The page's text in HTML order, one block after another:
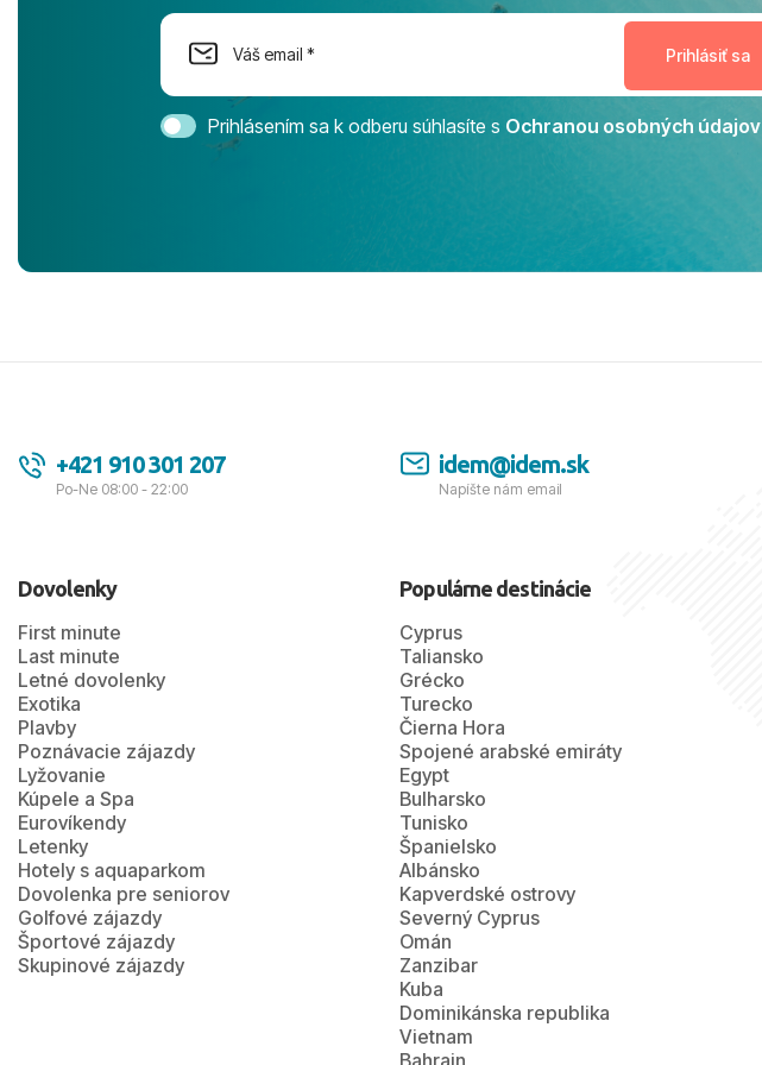
dostatok priestoru na dokonalý relax. ​
Magic Life Jacaranda môžeme s čistým
svedomím odporučiť každému, kto hľadá
bezstarostnú dovolenku na vysokej
úrovni. Všetko bolo zabezpečené na
tešíme, kam s nami vyrazíte nabudúce!
Ďakujeme za skvelé spomienky. ​S
pozdravom a prianím mnohých ďalších
Prihlásením sa k odberu súhlasíte s Ochranou osobných údajov
+421 910 301 207
Po-Ne 08:00 - 22:00
idem@idem.sk
Napíšte nám email
Dovolenky
First minute
Last minute
Letné dovolenky
Exotika
Plavby
Poznávacie zájazdy
Lyžovanie
Kúpele a Spa
Eurovíkendy
Letenky
Hotely s aquaparkom
Dovolenka pre seniorov
Golfové zájazdy
Športové zájazdy
Skupinové zájazdy
Populárne destinácie
Cyprus
Taliansko
Grécko
Turecko
Čierna Hora
Spojené arabské emiráty
Egypt
Bulharsko
Tunisko
Španielsko
Albánsko
Kapverdské ostrovy
Severný Cyprus
Omán
Zanzibar
Kuba
Dominikánska republika
Vietnam